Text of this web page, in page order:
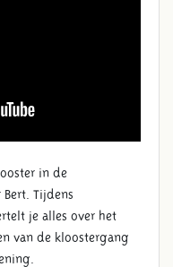
in de
Tijdens
je alles over het
van de kloostergang